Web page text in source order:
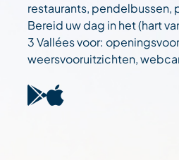
restaurants, pendelbussen,
Bereid uw dag in het (hart
3 Vallées voor:
weersvooruitzichten,